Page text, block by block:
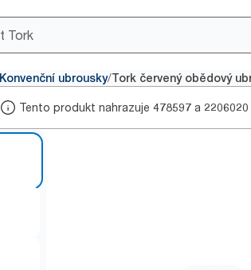
Konvenční ubrousky/Tork červený obědový
Tento produkt nahrazuje 478597 a 2206020